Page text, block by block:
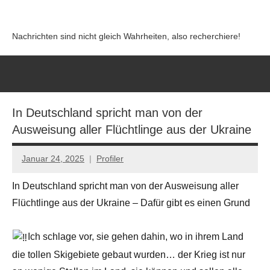
springen
Nachrichten sind nicht gleich Wahrheiten, also recherchiere!
In Deutschland spricht man von der
Ausweisung aller Flüchtlinge aus der Ukraine
Januar 24, 2025 Profiler
Keine
Kommentare
In Deutschland spricht man von der Ausweisung aller
Flüchtlinge aus der Ukraine – Dafür gibt es einen Grund
Ich schlage vor, sie gehen dahin, wo in ihrem Land
die tollen Skigebiete gebaut wurden… der Krieg ist nur